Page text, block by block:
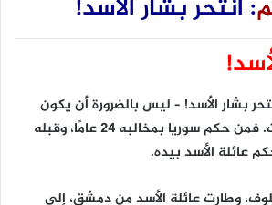
: انتحر بشار الأسد!
بشار الأسد! – ليس بالضرورة أن يكون
الانتحار، نتيجته الموت. فمن حكم سوريا بمخالبه 24 عامًا، وقبله
وطارت عائلة الأسد من دمشق، إلى